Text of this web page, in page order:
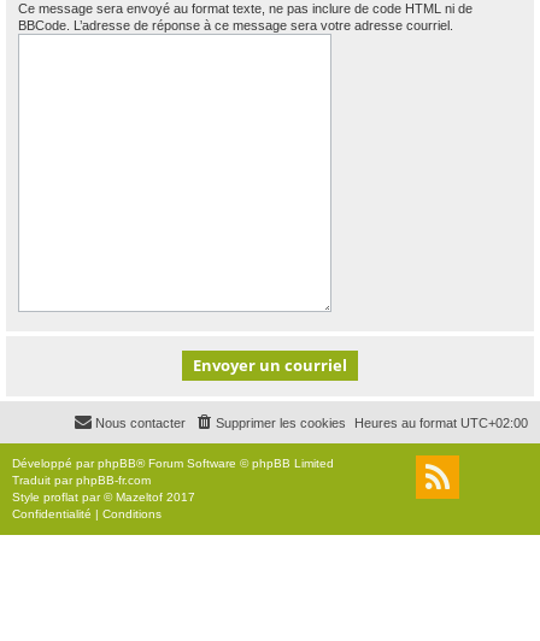
Ce message sera envoyé au format texte, ne pas inclure de code HTML ni de
BBCode. L’adresse de réponse à ce message sera votre adresse courriel.
Heures au format UTC+02:00
Supprimer les cookies
Nous contacter
Développé parphpBB® Forum Software © phpBB Limited
Traduit parphpBB-fr.com
Style proflat par ©Mazeltof 2017
Confidentialité | Conditions